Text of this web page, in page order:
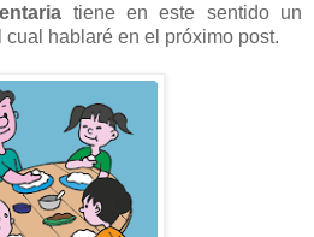
tiene en este sentido un
hablaré en el próximo post.